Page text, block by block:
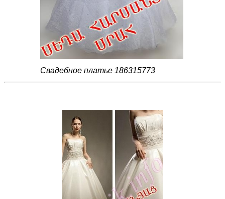
Свадебное платье 186315773